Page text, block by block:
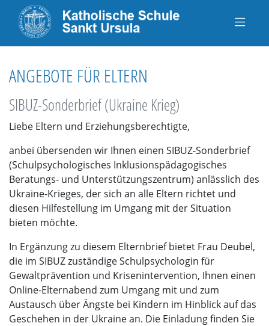
ANGEBOTE FÜR ELTERN
SIBUZ-Sonderbrief (Ukraine Krieg)
Liebe Eltern und Erziehungsberechtigte,
anbei übersenden wir Ihnen einen SIBUZ-Sonderbrief
(Schulpsychologisches Inklusionspädagogisches
Beratungs- und Unterstützungszentrum) anlässlich des
Ukraine-Krieges, der sich an alle Eltern richtet und
diesen Hilfestellung im Umgang mit der Situation
bieten möchte.
In Ergänzung zu diesem Elternbrief bietet Frau Deubel,
die im SIBUZ zuständige Schulpsychologin für
Gewaltprävention und Krisenintervention, Ihnen einen
Online-Elternabend zum Umgang mit und zum
Austausch über Ängste bei Kindern im Hinblick auf das
Geschehen in der Ukraine an. Die Einladung finden Sie